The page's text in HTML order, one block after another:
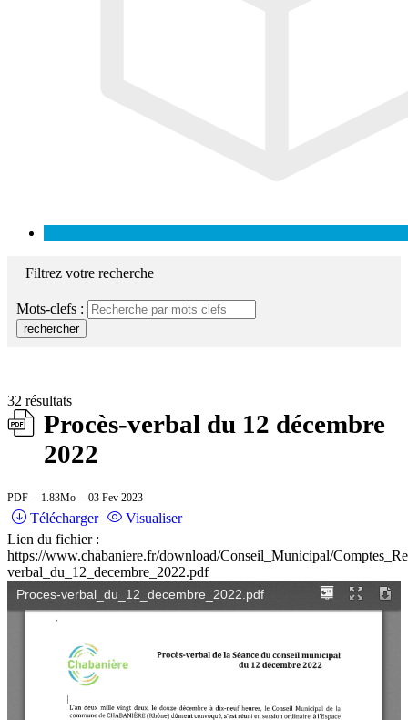
Filtrez votre recherche
Mots-clefs :
rechercher
32 résultats
Procès-verbal du 12 décembre
2022
PDF 1.83Mo 03 Fev 2023
Télécharger
Visualiser
Lien du fichier :
https://www.chabaniere.fr/download/Conseil_Municipal/
verbal_du_12_decembre_2022.pdf